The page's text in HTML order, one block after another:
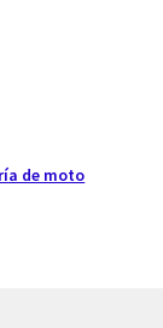
de moto